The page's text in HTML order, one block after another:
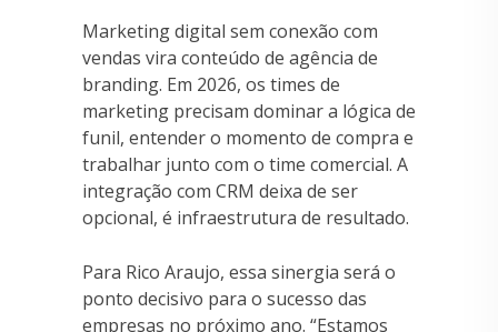
Marketing digital sem conexão com
vendas vira conteúdo de agência de
branding. Em 2026, os times de
marketing precisam dominar a lógica de
funil, entender o momento de compra e
trabalhar junto com o time comercial. A
integração com CRM deixa de ser
opcional, é infraestrutura de resultado.
Para Rico Araujo, essa sinergia será o
ponto decisivo para o sucesso das
empresas no próximo ano. “Estamos